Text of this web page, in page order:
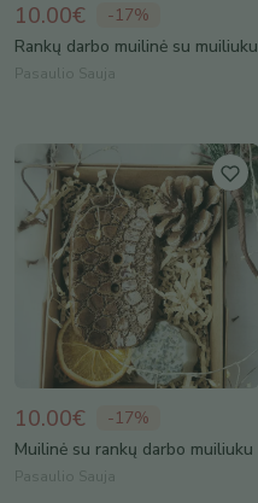
10.00€ -17%
Rankų darbo muilinė su muiliuku
Pasaulio Sauja
10.00€ -17%
Muilinė su rankų darbo muiliuku
Pasaulio Sauja